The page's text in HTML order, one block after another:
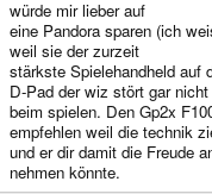
würde mir lieber auf
eine Pandora sparen (ich
weil sie der zurzeit
stärkste Spielehandheld auf
D-Pad der wiz stört gar nicht
beim spielen. Den Gp2x
empfehlen weil die technik
und er dir damit die Freude
nehmen könnte.